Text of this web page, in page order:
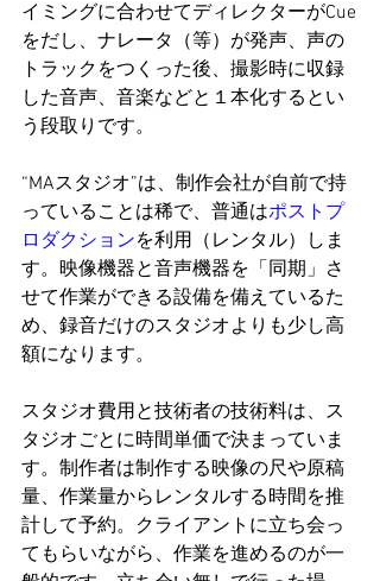
イミングに合わせてディレクターがCue
をだし、ナレータ（等）が発声、声の
トラックをつくった後、撮影時に収録
した音声、音楽などと１本化するとい
う段取りです。
“MAスタジオ”は、制作会社が自前で持
っていることは稀で、普通はポストプ
ロダクションを利用（レンタル）しま
す。映像機器と音声機器を「同期」さ
せて作業ができる設備を備えているた
め、録音だけのスタジオよりも少し高
額になります。
スタジオ費用と技術者の技術料は、ス
タジオごとに時間単価で決まっていま
す。制作者は制作する映像の尺や原稿
量、作業量からレンタルする時間を推
計して予約。クライアントに立ち会っ
てもらいながら、作業を進めるのが一